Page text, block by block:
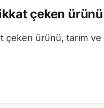
çeken
çeken ürünü, tarım